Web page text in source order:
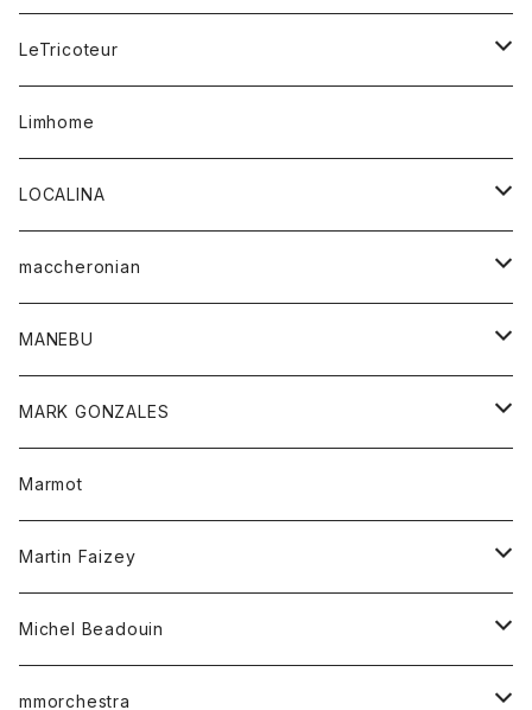
リング
バンダナ
タンクトップ
Tシャツ
ベスト
ポロシャツ
ロングスリーブTシャツ
セーター
チュニック
コート
シャツ
ワンピース
Tシャツ
ボトム
スカート
パンツ
レディース
アウター
カットソー
トップス
シャツ
LeTricoteur
カーディガン
Limhome
LOCALINA
ロングスリーブテーシャツ
maccheronian
靴
MANEBU
靴
MARK GONZALES
トップス
Tシャツ
Marmot
Martin Faizey
ベルト
Michel Beadouin
トップス
mmorchestra